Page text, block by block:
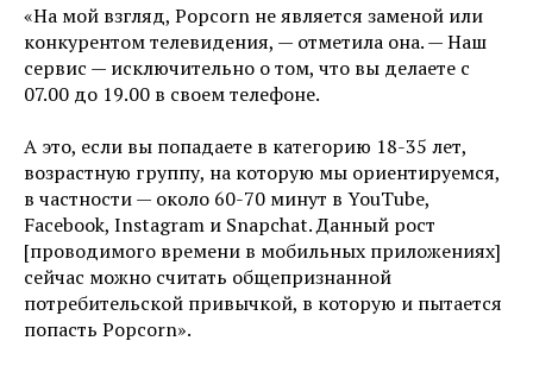
«На мой взгляд, Popcorn не является заменой или
конкурентом телевидения, — отметила она. — Наш
сервис — исключительно о том, что вы делаете с
07.00 до 19.00 в своем телефоне.
А это, если вы попадаете в категорию 18-35 лет,
возрастную группу, на которую мы ориентируемся,
в частности — около 60-70 минут в YouTube,
Facebook, Instagram и Snapchat. Данный рост
[проводимого времени в мобильных приложениях]
сейчас можно считать общепризнанной
потребительской привычкой, в которую и пытается
попасть Popcorn».